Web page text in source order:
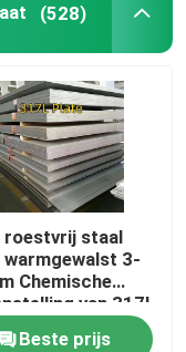
(528)
roestvrij staal
warmgewalst 3-
Chemische
van 317l
staal
Beste prijs